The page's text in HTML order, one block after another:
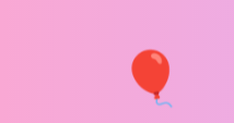
🎈